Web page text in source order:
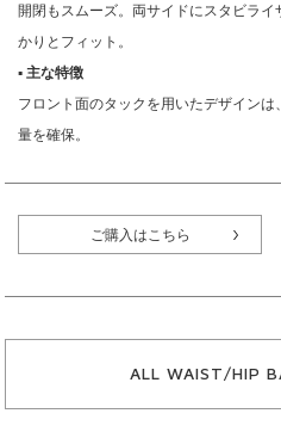
開閉もスムーズ。両サイドにスタビラ
かりとフィット。
▪︎ 主な特徴
フロント面のタックを用いたデザイン
量を確保。
ご購入はこちら
ALL WAIST/HIP